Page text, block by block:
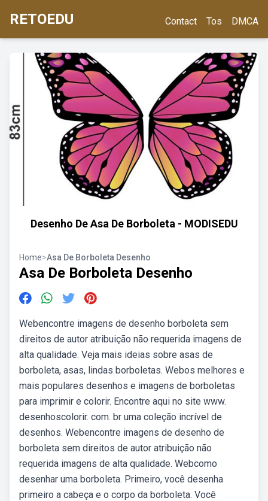
RETOEDU Contact Tos DMCA
Desenho De Asa De Borboleta - MODISEDU
Home>Asa De Borboleta Desenho
Asa De Borboleta Desenho
Webencontre imagens de desenho borboleta sem
direitos de autor atribuição não requerida imagens de
alta qualidade. Veja mais ideias sobre asas de
borboleta, asas, lindas borboletas. Webos melhores e
mais populares desenhos e imagens de borboletas
para imprimir e colorir. Encontre aqui no site www.
desenhoscolorir. com. br uma coleção incrível de
desenhos. Webencontre imagens de desenho de
borboleta sem direitos de autor atribuição não
requerida imagens de alta qualidade. Webcomo
desenhar uma borboleta. Primeiro, você desenha
primeiro a cabeça e o corpo da borboleta. Você